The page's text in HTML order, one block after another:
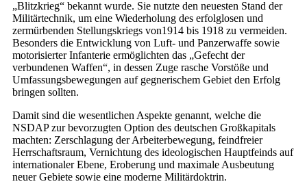
„Blitzkrieg“ bekannt wurde. Sie nutzte den neuesten Stand der
Militärtechnik, um eine Wiederholung des erfolglosen und
zermürbenden Stellungskriegs von1914 bis 1918 zu vermeiden.
Besonders die Entwicklung von Luft- und Panzerwaffe sowie
motorisierter Infanterie ermöglichten das „Gefecht der
verbundenen Waffen“, in dessen Zuge rasche Vorstöße und
Umfassungsbewegungen auf gegnerischem Gebiet den Erfolg
bringen sollten.
Damit sind die wesentlichen Aspekte genannt, welche die
NSDAP zur bevorzugten Option des deutschen Großkapitals
machten: Zerschlagung der Arbeiterbewegung, feindfreier
Herrschaftsraum, Vernichtung des ideologischen Hauptfeinds auf
internationaler Ebene, Eroberung und maximale Ausbeutung
neuer Gebiete sowie eine moderne Militärdoktrin.